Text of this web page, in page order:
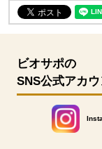
ビオサポの
SNS公式アカウ
別の